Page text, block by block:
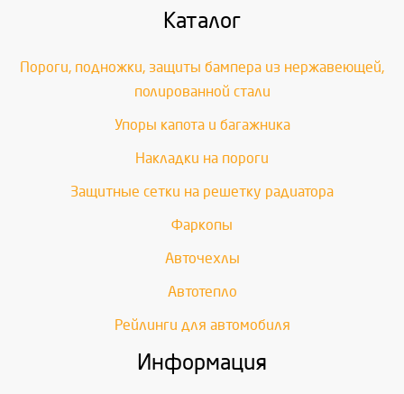
Каталог
Пороги, подножки, защиты бампера из нержавеющей,
полированной стали
Упоры капота и багажника
Накладки на пороги
Защитные сетки на решетку радиатора
Фаркопы
Авточехлы
Автотепло
Рейлинги для автомобиля
Информация